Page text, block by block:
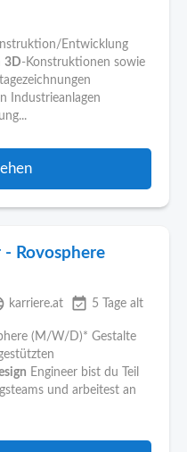
Entwicklung
3D-Konstruktionen sowie
Industrieanlagen
- Rovosphere
karriere.at event_available 5 Tage alt
(M/W/D)* Gestalte
Engineer bist du Teil
und arbeitest an